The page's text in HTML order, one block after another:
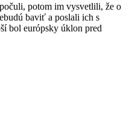
potom im vysvetlili, že o
baviť a poslali ich s
bol európsky úklon pred